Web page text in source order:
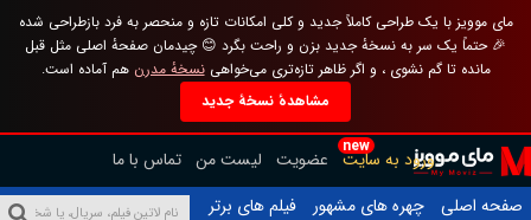
مای موویز با یک طراحی کاملاً جدید و کلی امکانات تازه و منحصر به فرد بازطراحی شده
🎉 حتماً یک سر به نسخهٔ جدید بزن و راحت بگرد 😊 چیدمان صفحهٔ اصلی مثل قبل
مانده تا گم نشوی ، و اگر ظاهر تازه‌تری می‌خواهینسخهٔ مدرن هم آماده است.
مشاهدهٔ نسخهٔ جدید
new
ورود به سایت عضویت لیست من تماس با ما
صفحه اصلی
چهره های مشهور
فیلم های برتر